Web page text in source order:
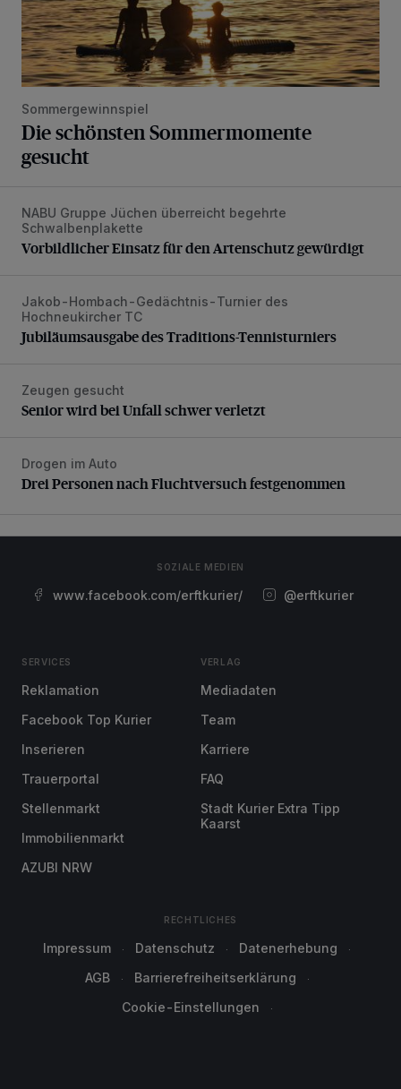
Sommergewinnspiel
Die schönsten Sommermomente
gesucht
Vorbildlicher Einsatz für den Artenschutz gewürdigt
NABU Gruppe Jüchen überreicht begehrte
Schwalbenplakette
Vorbildlicher Einsatz für den Artenschutz gewürdigt
Jubiläumsausgabe des Traditions-Tennisturniers
Jakob-Hombach-Gedächtnis-Turnier des
Hochneukircher TC
Jubiläumsausgabe des Traditions-Tennisturniers
Senior wird bei Unfall schwer verletzt
Zeugen gesucht
Senior wird bei Unfall schwer verletzt
Drei Personen nach Fluchtversuch festgenommen
Drogen im Auto
Drei Personen nach Fluchtversuch festgenommen
SOZIALE MEDIEN
www.facebook.com/erftkurier/ @erftkurier
SERVICES
Reklamation
Facebook Top Kurier
Inserieren
Trauerportal
Stellenmarkt
Immobilienmarkt
AZUBI NRW
VERLAG
Mediadaten
Team
Karriere
FAQ
Stadt Kurier Extra Tipp
Kaarst
RECHTLICHES
Impressum Datenschutz
Datenerhebung
AGB
Barrierefreiheitserklärung
Cookie-Einstellungen